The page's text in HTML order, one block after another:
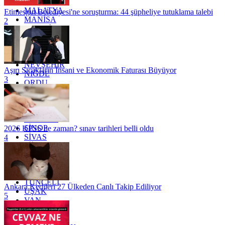
MALATYA
MANİSA
MARDİN
MERSİN
MUĞLA
MUŞ
NEVŞEHİR
NİĞDE
ORDU
OSMANİYE
RİZE
SAKARYA
SAMSUN
SİNOP
SİVAS
SİİRT
TEKİRDAĞ
TOKAT
TRABZON
TUNCELİ
UŞAK
VAN
YALOVA
YOZGAT
Etimesgut Belediyesi'ne soruşturma: 44 şüpheliye tutuklama talebi
2
Aşırı Sıcakların İnsani ve Ekonomik Faturası Büyüyor
3
2026 KPSS ne zaman? sınav tarihleri belli oldu
4
Ankara Kedileri 27 Ülkeden Canlı Takip Ediliyor
5